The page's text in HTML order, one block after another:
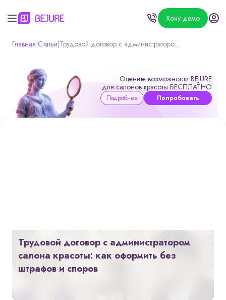
Хочу демо
Главная Статьи Трудовой договор с администраторо...
Оцените возможности BEJURE
для салонов красоты БЕСПЛАТНО
Подробнее Попробовать
Трудовой договор с администратором
салона красоты: как оформить без
штрафов и споров